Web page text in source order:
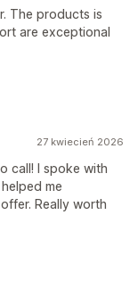
The products is
are exceptional
27 kwiecień 2026
call! I spoke with
me
Really worth